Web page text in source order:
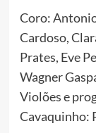
Coro:
Cardoso,
Prates, Eve
Wagner
Violões e
Cavaquinho: